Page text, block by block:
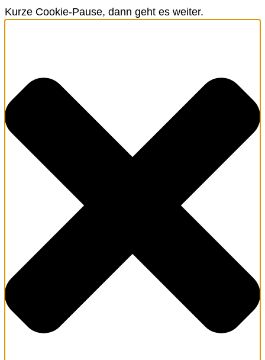
Kurze Cookie-Pause, dann geht es weiter.